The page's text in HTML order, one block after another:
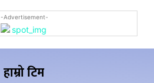
-Advertisement-
हाम्रो टिम